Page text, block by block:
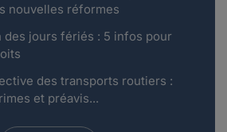
nouvelles réformes
des jours fériés : 5 infos pour
des transports routiers :
et préavis...